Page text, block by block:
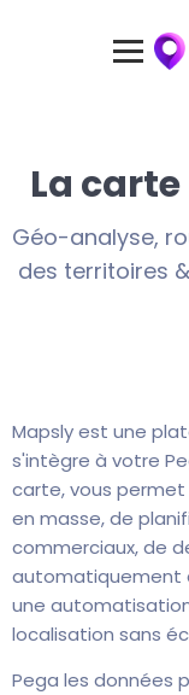
La
Géo-analyse,
des territoires
Mapsly est une
s'intègre à votre
carte, vous
en masse, de
commerciaux, de
automatiquement
une
localisation sans
Pega les données